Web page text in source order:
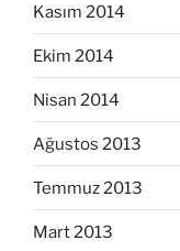
Kasım 2014
Ekim 2014
Nisan 2014
Ağustos 2013
Temmuz 2013
Mart 2013